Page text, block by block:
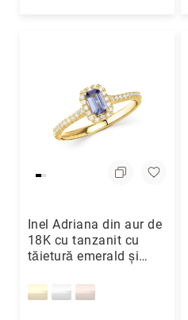
Inel Adriana din aur de
18K cu tanzanit cu
tăietură emerald și